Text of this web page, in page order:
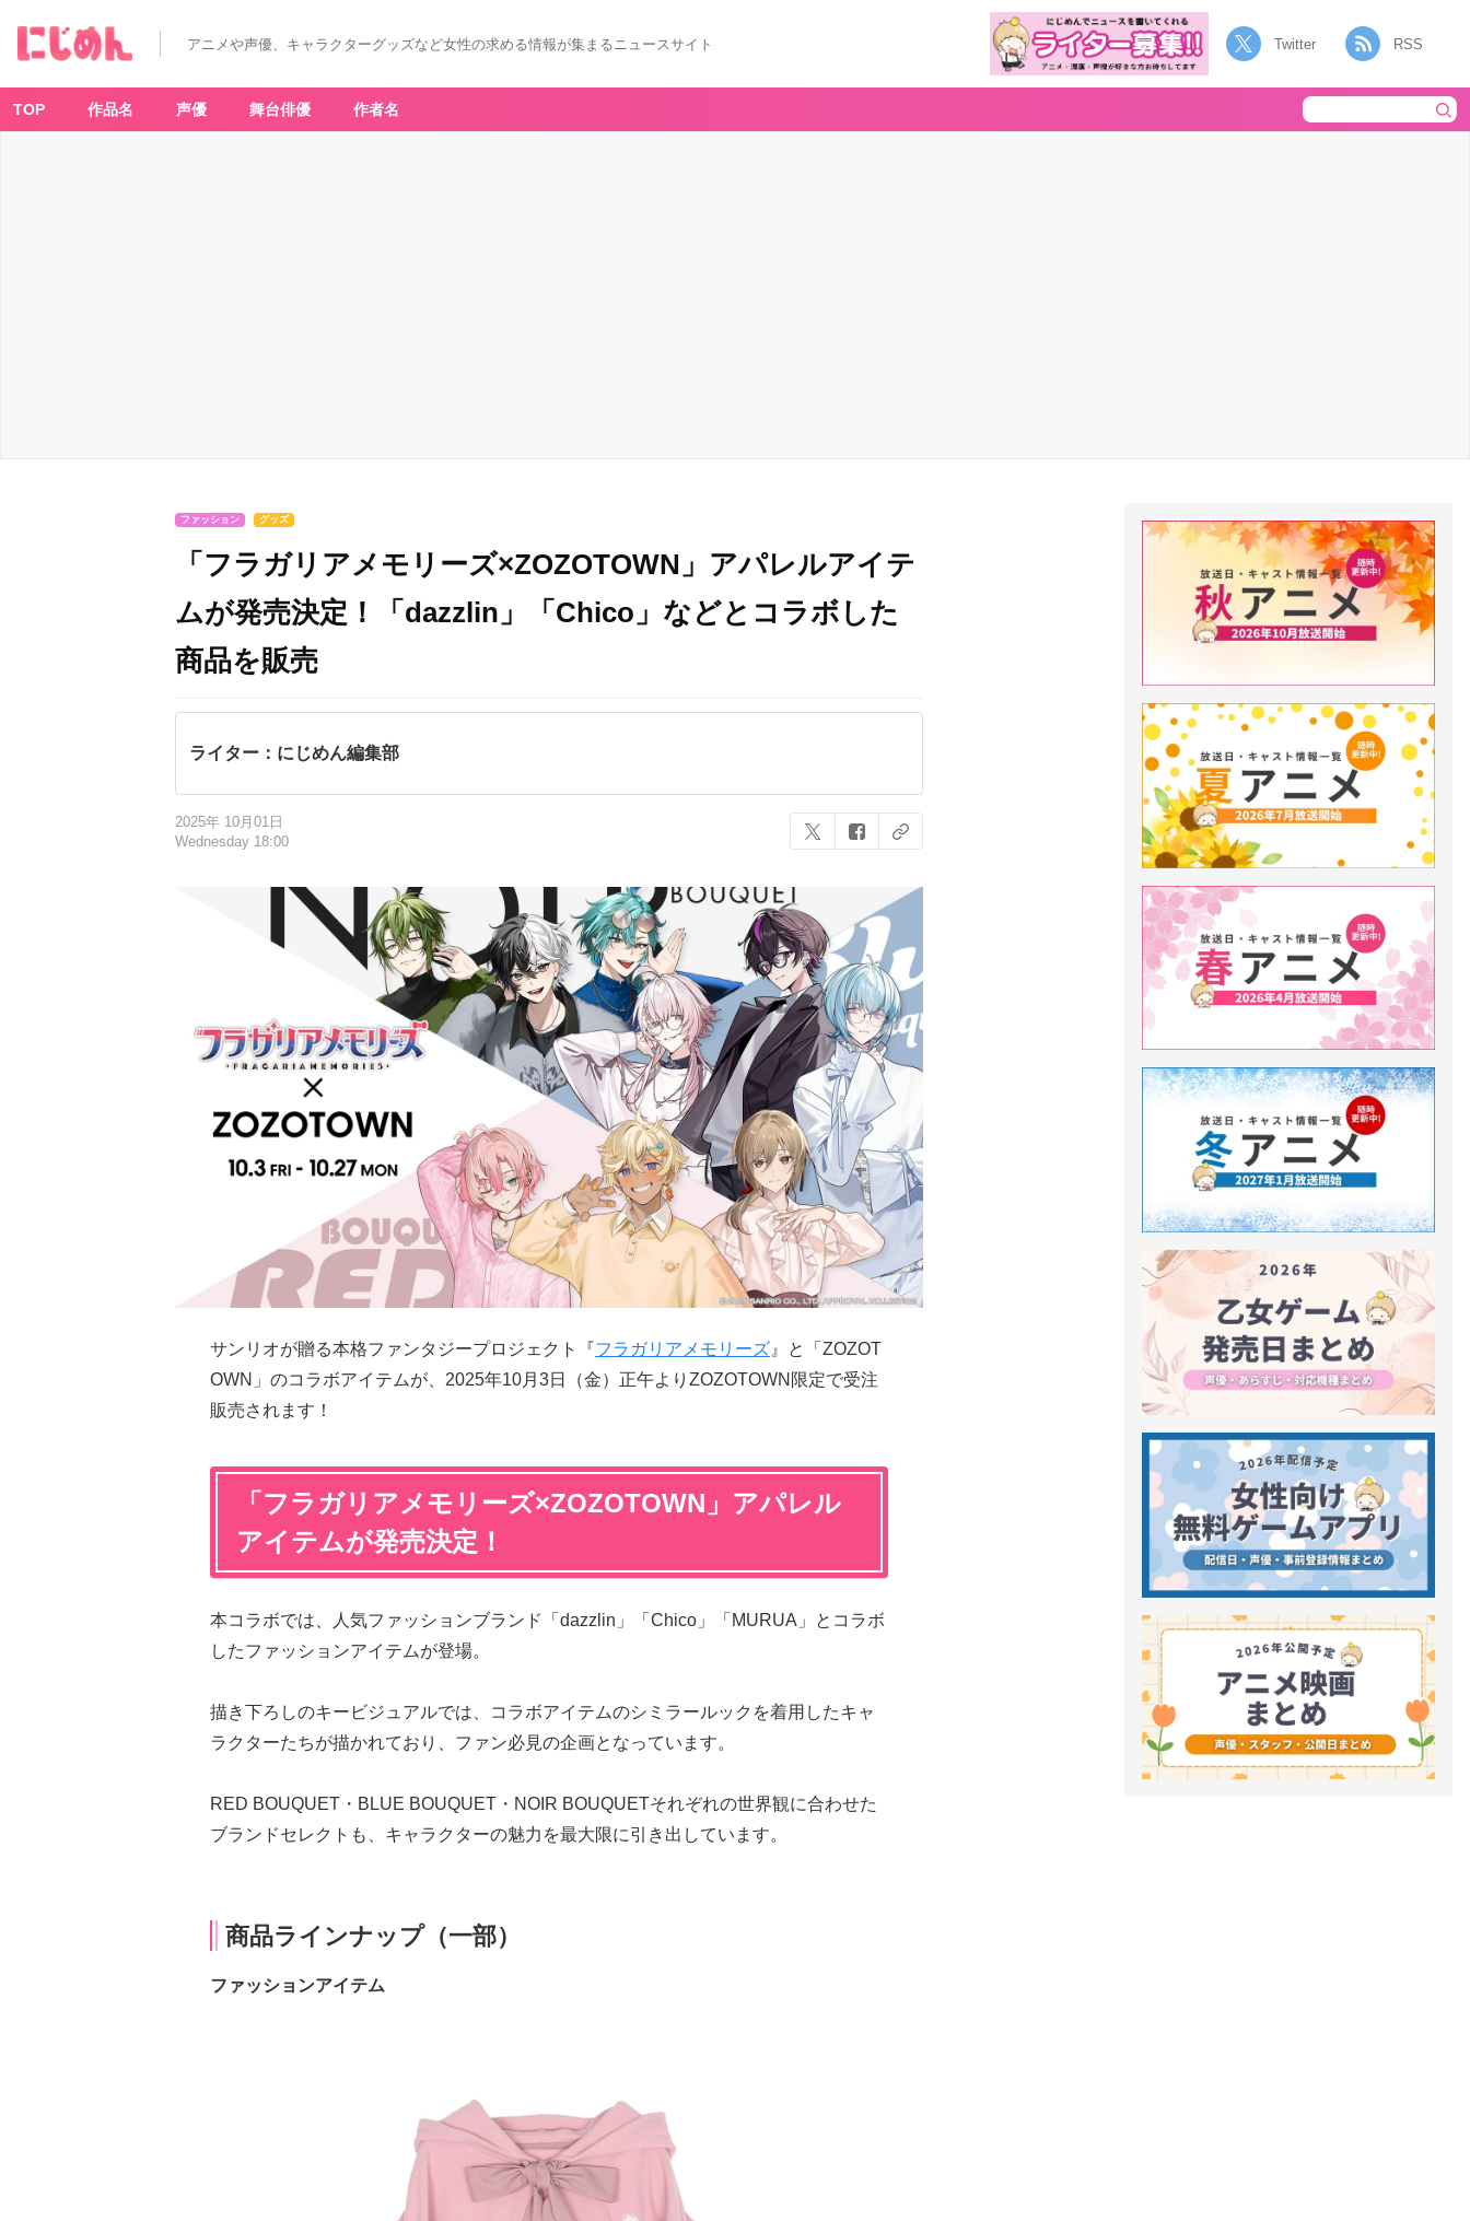
アニメや声優、キャラクターグッズなど女性の求める情報が集まるニュースサイト Twitter RSS
TOP 作品名 声優 舞台俳優 作者名
ファッション グッズ
「フラガリアメモリーズ×ZOZOTOWN」アパレルアイテ
ムが発売決定！「dazzlin」「Chico」などとコラボした
商品を販売
ライター：にじめん編集部
2025年 10月01日
Wednesday 18:00
サンリオが贈る本格ファンタジープロジェクト『フラガリアメモリーズ 』と「ZOZOT
OWN」のコラボアイテムが、2025年10月3日（金）正午よりZOZOTOWN限定で受注
販売されます！
「フラガリアメモリーズ×ZOZOTOWN」アパレル
アイテムが発売決定！
本コラボでは、人気ファッションブランド「dazzlin」「Chico」「MURUA」とコラボ
したファッションアイテムが登場。
描き下ろしのキービジュアルでは、コラボアイテムのシミラールックを着用したキャ
ラクターたちが描かれており、ファン必見の企画となっています。
RED BOUQUET・BLUE BOUQUET・NOIR BOUQUETそれぞれの世界観に合わせた
ブランドセレクトも、キャラクターの魅力を最大限に引き出しています。
商品ラインナップ（一部）
ファッションアイテム